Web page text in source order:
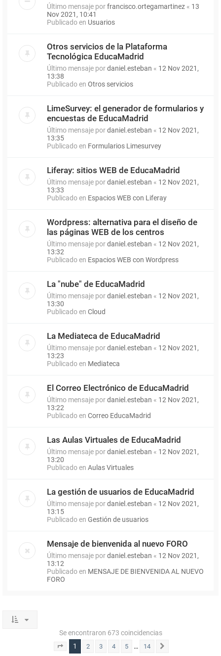
Último mensaje porfrancisco.ortegamartinez « 13
Nov 2021, 10:41
Publicado en Usuarios
Otros servicios de la Plataforma
Tecnológica EducaMadrid
Último mensaje pordaniel.esteban « 12 Nov 2021,
13:38
Publicado en Otros servicios
LimeSurvey: el generador de formularios y
encuestas de EducaMadrid
Último mensaje pordaniel.esteban « 12 Nov 2021,
13:35
Publicado en Formularios Limesurvey
Liferay: sitios WEB de EducaMadrid
Último mensaje pordaniel.esteban « 12 Nov 2021,
13:33
Publicado en Espacios WEB con Liferay
Wordpress: alternativa para el diseño de
las páginas WEB de los centros
Último mensaje pordaniel.esteban « 12 Nov 2021,
13:32
Publicado en Espacios WEB con Wordpress
La "nube" de EducaMadrid
Último mensaje pordaniel.esteban « 12 Nov 2021,
13:30
Publicado en Cloud
La Mediateca de EducaMadrid
Último mensaje pordaniel.esteban « 12 Nov 2021,
13:23
Publicado en Mediateca
El Correo Electrónico de EducaMadrid
Último mensaje pordaniel.esteban « 12 Nov 2021,
13:22
Publicado en Correo EducaMadrid
Las Aulas Virtuales de EducaMadrid
Último mensaje pordaniel.esteban « 12 Nov 2021,
13:20
Publicado en Aulas Virtuales
La gestión de usuarios de EducaMadrid
Último mensaje pordaniel.esteban « 12 Nov 2021,
13:15
Publicado en Gestión de usuarios
Mensaje de bienvenida al nuevo FORO
Último mensaje pordaniel.esteban « 12 Nov 2021,
13:12
Publicado en MENSAJE DE BIENVENIDA AL NUEVO
FORO
Se encontraron 673 coincidencias
Página 1de 14
1 2 3 4 5 … 14